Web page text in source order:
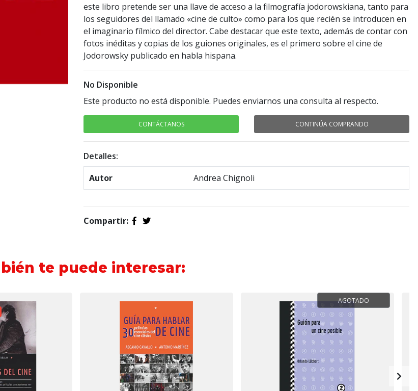
este libro pretende ser una llave de acceso a la filmografía jodorowskiana, tanto para
los seguidores del llamado «cine de culto» como para los que recién se introducen en
el imaginario fílmico del director. Cabe destacar que este texto, además de contar con
fotos inéditas y copias de los guiones originales, es el primero sobre el cine de
Jodorowsky publicado en habla hispana.
No Disponible
Este producto no está disponible. Puedes enviarnos una consulta al respecto.
CONTÁCTANOS CONTINÚA COMPRANDO
Detalles:
Autor
Andrea Chignoli
Compartir:
te puede interesar:
AGOTADO